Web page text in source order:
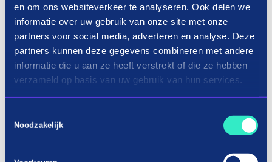
en om ons websiteverkeer te analyseren. Ook delen we
informatie over uw gebruik van onze site met onze
partners voor social media, adverteren en analyse. Deze
partners kunnen deze gegevens combineren met andere
informatie die u aan ze heeft verstrekt of die ze hebben
verzameld op basis van uw gebruik van hun services.
Noodzakelijk